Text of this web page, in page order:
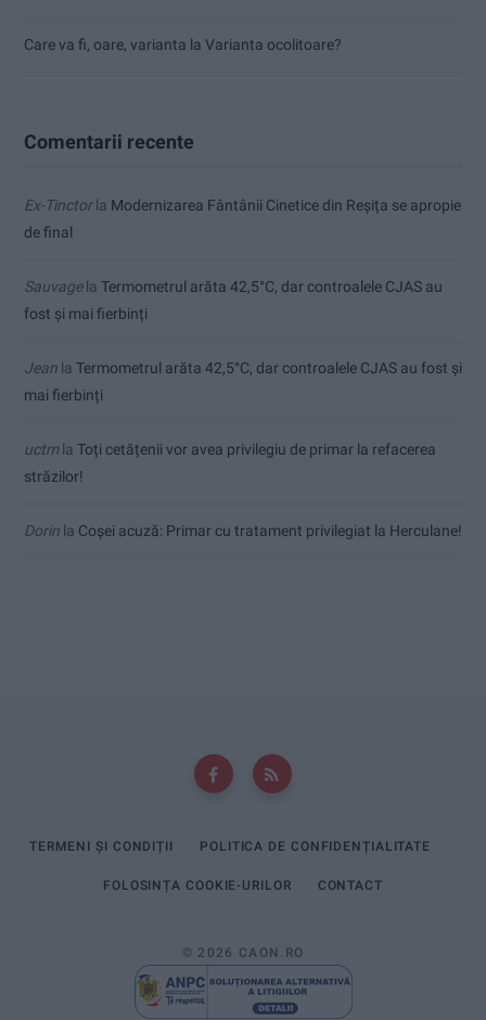
Care va fi, oare, varianta la Varianta ocolitoare?
Comentarii recente
Ex-Tinctorla Modernizarea Fântânii Cinetice din Reșița se apropie
de final
Sauvagela Termometrul arăta 42,5°C, dar controalele CJAS au
fost și mai fierbinți
Jean la Termometrul arăta 42,5°C, dar controalele CJAS au fost și
mai fierbinți
uctmla Toți cetățenii vor avea privilegiu de primar la refacerea
străzilor!
Dorin la Coșei acuză: Primar cu tratament privilegiat la Herculane!
TERMENI ȘI CONDIȚII POLITICA DE CONFIDENȚIALITATE
FOLOSINȚA COOKIE-URILOR CONTACT
© 2026 CAON.RO